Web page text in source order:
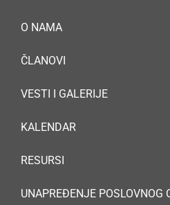
O NAMA
ČLANOVI
VESTI I GALERIJE
KALENDAR
RESURSI
UNAPREĐENJE POSLOVNOG